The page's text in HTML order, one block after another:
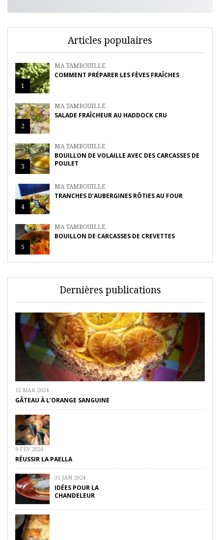
Articles populaires
1
MA TAMBOUILLE
COMMENT PRÉPARER LES FÈVES FRAÎCHES
2
MA TAMBOUILLE
SALADE FRAÎCHEUR AU HADDOCK CRU
3
MA TAMBOUILLE
BOUILLON DE VOLAILLE AVEC DES CARCASSES DE
POULET
4
MA TAMBOUILLE
TRANCHES D’AUBERGINES RÔTIES AU FOUR
5
MA TAMBOUILLE
BOUILLON DE CARCASSES DE CREVETTES
Dernières publications
15 MAR 2024
GÂTEAU À L’ORANGE SANGUINE
9 FÉV 2024
RÉUSSIR LA PAELLA
31 JAN 2024
IDÉES POUR LA
CHANDELEUR